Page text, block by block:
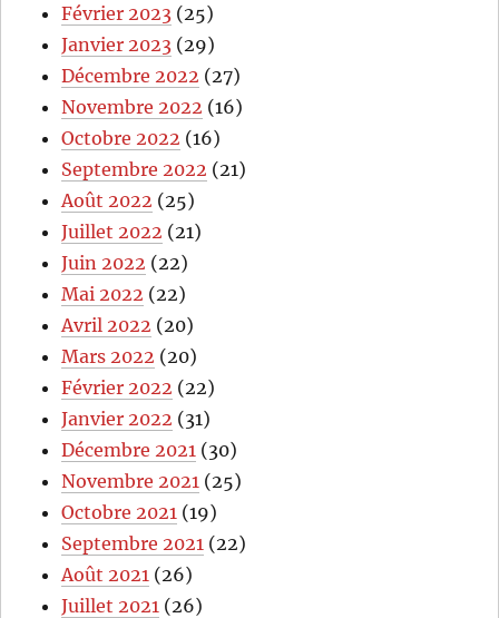
Février 2023 (25)
Janvier 2023 (29)
Décembre 2022 (27)
Novembre 2022 (16)
Octobre 2022 (16)
Septembre 2022 (21)
Août 2022 (25)
Juillet 2022 (21)
Juin 2022 (22)
Mai 2022 (22)
Avril 2022 (20)
Mars 2022 (20)
Février 2022 (22)
Janvier 2022 (31)
Décembre 2021 (30)
Novembre 2021 (25)
Octobre 2021 (19)
Septembre 2021 (22)
Août 2021 (26)
Juillet 2021 (26)